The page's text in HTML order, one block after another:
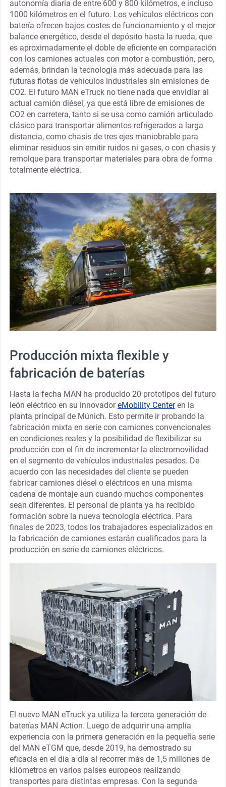
autonomía diaria de entre 600 y 800 kilómetros, e incluso
1000 kilómetros en el futuro. Los vehículos eléctricos con
batería ofrecen bajos costes de funcionamiento y el mejor
balance energético, desde el depósito hasta la rueda, que
es aproximadamente el doble de eficiente en comparación
con los camiones actuales con motor a combustión, pero,
además, brindan la tecnología más adecuada para las
futuras flotas de vehículos industriales sin emisiones de
CO2. El futuro MAN eTruck no tiene nada que envidiar al
actual camión diésel, ya que está libre de emisiones de
CO2 en carretera, tanto si se usa como camión articulado
clásico para transportar alimentos refrigerados a larga
distancia, como chasis de tres ejes maniobrable para
eliminar residuos sin emitir ruidos ni gases, o con chasis y
remolque para transportar materiales para obra de forma
totalmente eléctrica.
Producción mixta flexible y
fabricación de baterías
Hasta la fecha MAN ha producido 20 prototipos del futuro
león eléctrico en su innovadoreMobility Centeren la
planta principal de Múnich. Esto permite ir probando la
fabricación mixta en serie con camiones convencionales
en condiciones reales y la posibilidad de flexibilizar su
producción con el fin de incrementar la electromovilidad
en el segmento de vehículos industriales pesados. De
acuerdo con las necesidades del cliente se pueden
fabricar camiones diésel o eléctricos en una misma
cadena de montaje aun cuando muchos componentes
sean diferentes. El personal de planta ya ha recibido
formación sobre la nueva tecnología eléctrica. Para
finales de 2023, todos los trabajadores especializados en
la fabricación de camiones estarán cualificados para la
producción en serie de camiones eléctricos.
El nuevo MAN eTruck ya utiliza la tercera generación de
baterías MAN Action. Luego de adquirir una amplia
experiencia con la primera generación en la pequeña serie
del MAN eTGM que, desde 2019, ha demostrado su
eficacia en el día a día al recorrer más de 1,5 millones de
kilómetros en varios países europeos realizando
transportes para distintas empresas. Con la segunda